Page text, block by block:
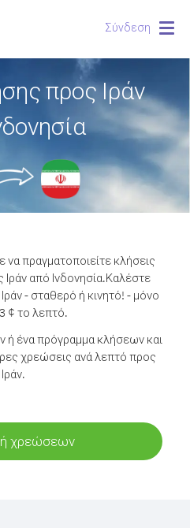
Σύνδεση
προς Ιράν
πραγματοποιείτε κλήσεις
από Ινδονησία.Καλέστε
- σταθερό ή κινητό! - μόνο
¢ το λεπτό.
ένα πρόγραμμα κλήσεων και
χρεώσεις ανά λεπτό προς
Ιράν.
χρεώσεων